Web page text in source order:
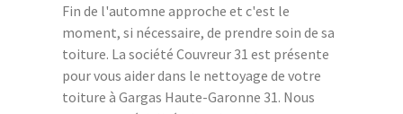
Fin de l'automne approche et c'est le
moment, si nécessaire, de prendre soin de sa
toiture. La société Couvreur 31 est présente
pour vous aider dans le nettoyage de votre
toiture à Gargas Haute-Garonne 31. Nous